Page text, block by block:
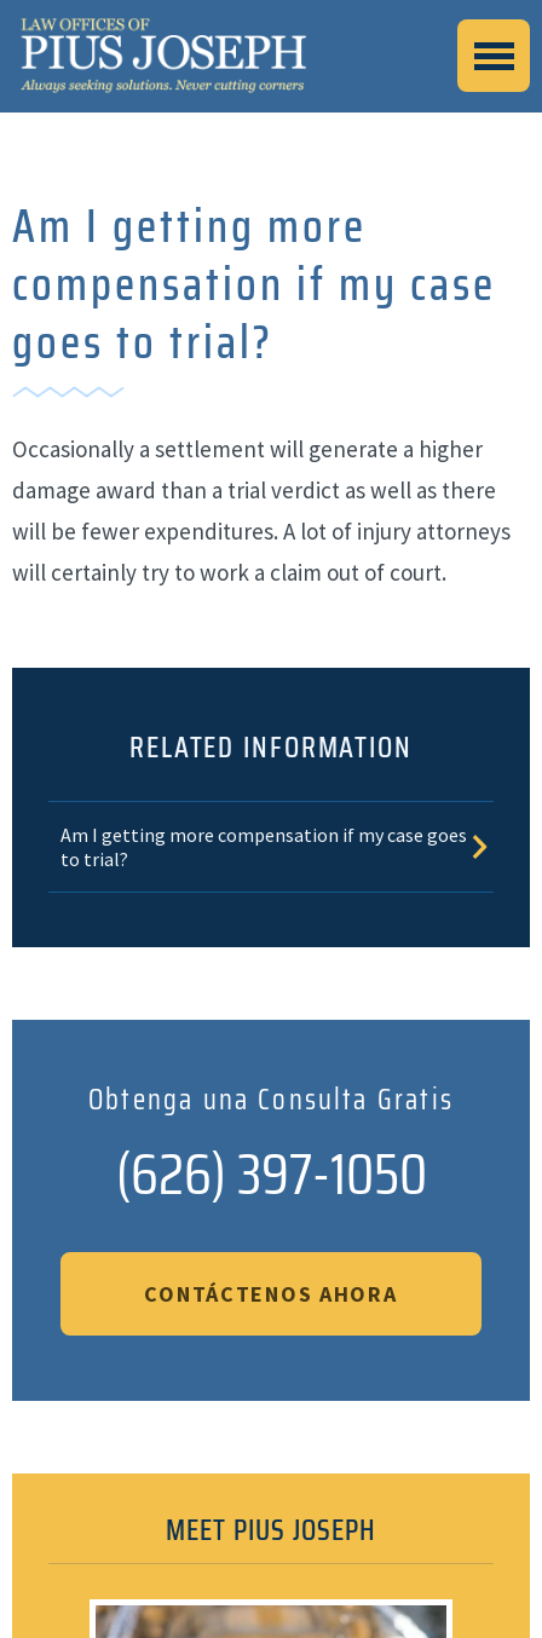
Am I getting more
compensation if my case
goes to trial?
Occasionally a settlement will generate a higher
damage award than a trial verdict as well as there
will be fewer expenditures. A lot of injury attorneys
will certainly try to work a claim out of court.
RELATED INFORMATION
Am I getting more compensation if my case goes
to trial?
Obtenga una Consulta Gratis
(626) 397-1050
CONTÁCTENOS AHORA
MEET PIUS JOSEPH